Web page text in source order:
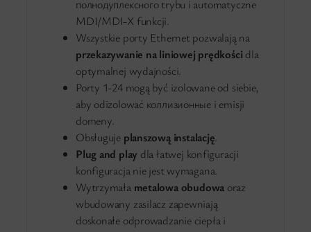
полнодуплексного trybu i automatyczne
MDI/MDI-X funkcji.
Wszystkie porty Ethernet pozwalają na
przekazywanie na liniowej prędkości dla
optymalnej wydajności.
Porty 1-24 mogą być izolowane od siebie,
aby odizolować коллизионные i emisji
domeny.
Obsługuje planszową instalację.
Plug and play dla łatwej konfiguracji
konfiguracja nie jest wymagana.
Wytrzymała metalowa obudowa oraz
wbudowany zasilacz zapewniają
doskonałe odprowadzanie ciepła i